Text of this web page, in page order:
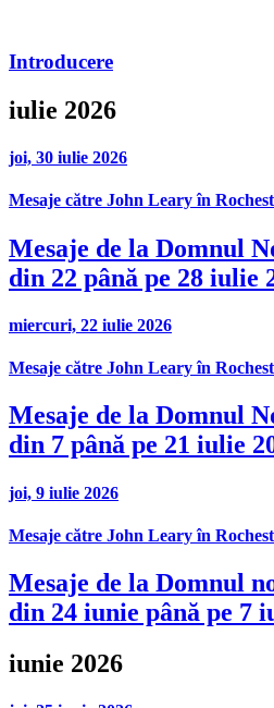
Introducere
iulie 2026
joi, 30 iulie 2026
Mesaje către John Leary în
Mesaje de la Domnul
din 22 până pe 28 iulie
miercuri, 22 iulie 2026
Mesaje către John Leary în
Mesaje de la Domnul
din 7 până pe 21 iulie
joi, 9 iulie 2026
Mesaje către John Leary în
Mesaje de la Domnul
din 24 iunie până pe 7
iunie 2026